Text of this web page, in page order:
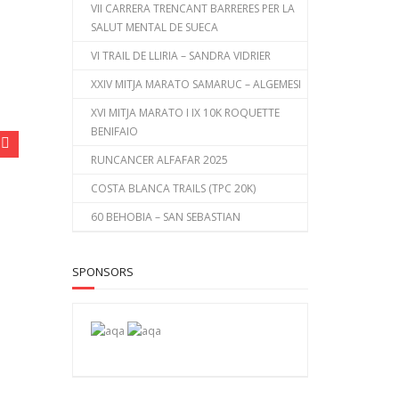
VII CARRERA TRENCANT BARRERES PER LA
SALUT MENTAL DE SUECA
VI TRAIL DE LLIRIA – SANDRA VIDRIER
XXIV MITJA MARATO SAMARUC – ALGEMESI
XVI MITJA MARATO I IX 10K ROQUETTE
BENIFAIO
RUNCANCER ALFAFAR 2025
COSTA BLANCA TRAILS (TPC 20K)
60 BEHOBIA – SAN SEBASTIAN
SPONSORS